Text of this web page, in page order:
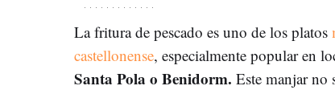
La fritura de pescado es uno de los platos
castellonense, especialmente popular en
Santa Pola o Benidorm. Este manjar no